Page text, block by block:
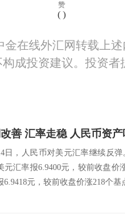
赞
( )
金在线外汇网转载上
成投资建议。投资
善 汇率走稳 人民币资
日，人民币对美元汇率继续反
元汇率报6.9400元，较前收盘价
6.9418元，较前收盘价涨218个